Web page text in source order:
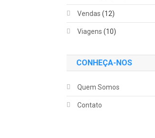
Vendas (12)
Viagens (10)
CONHEÇA-NOS
Quem Somos
Contato